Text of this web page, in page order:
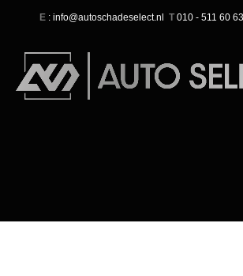
E : info@autoschadeselect.nl T 010 - 511 60 63